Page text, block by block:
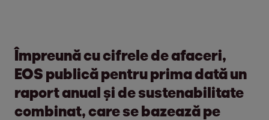
Împreună cu cifrele de afaceri,
EOS publică pentru prima dată un
raport anual și de sustenabilitate
combinat, care se bazează pe